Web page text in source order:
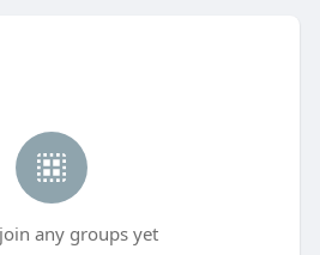
any groups yet